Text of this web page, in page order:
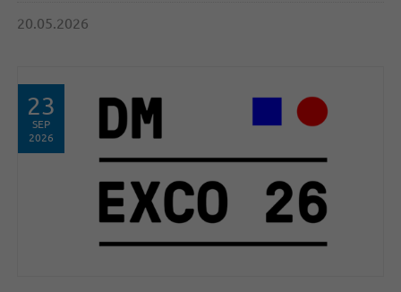
20.05.2026
23
SEP
2026